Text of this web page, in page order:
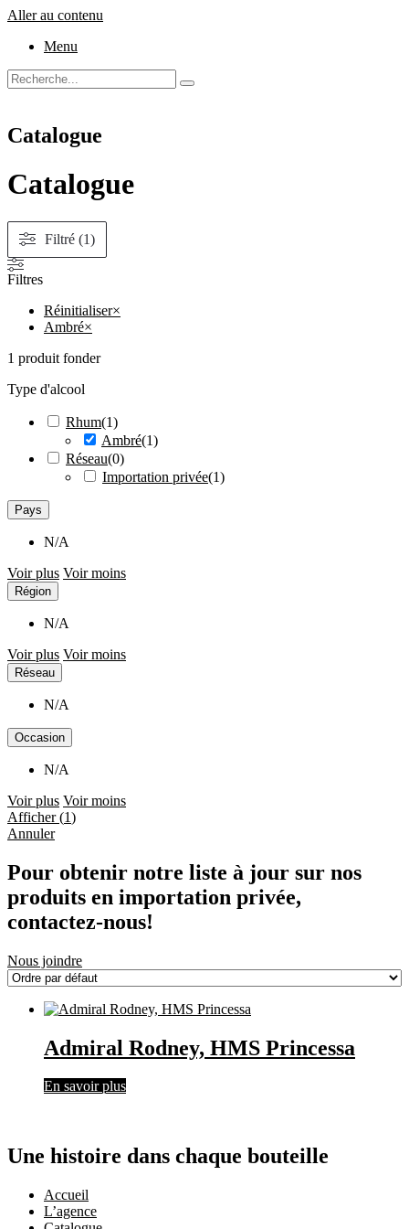
Aller au contenu
Menu
Catalogue
Catalogue
Filtré (1)
Filtres
Réinitialiser×
Ambré×
1 produit fonder
Type d'alcool
Rhum(1)
Ambré(1)
Réseau(0)
Importation privée(1)
Pays
N/A
Voir plus Voir moins
Région
N/A
Voir plus Voir moins
Réseau
N/A
Occasion
N/A
Voir plus Voir moins
Afficher(1)
Annuler
Pour obtenir notre liste à jour sur nos
produits en importation privée,
contactez-nous!
Nous joindre
Admiral Rodney, HMS Princessa
En savoir plus
Une histoire dans chaque bouteille
Accueil
L’agence